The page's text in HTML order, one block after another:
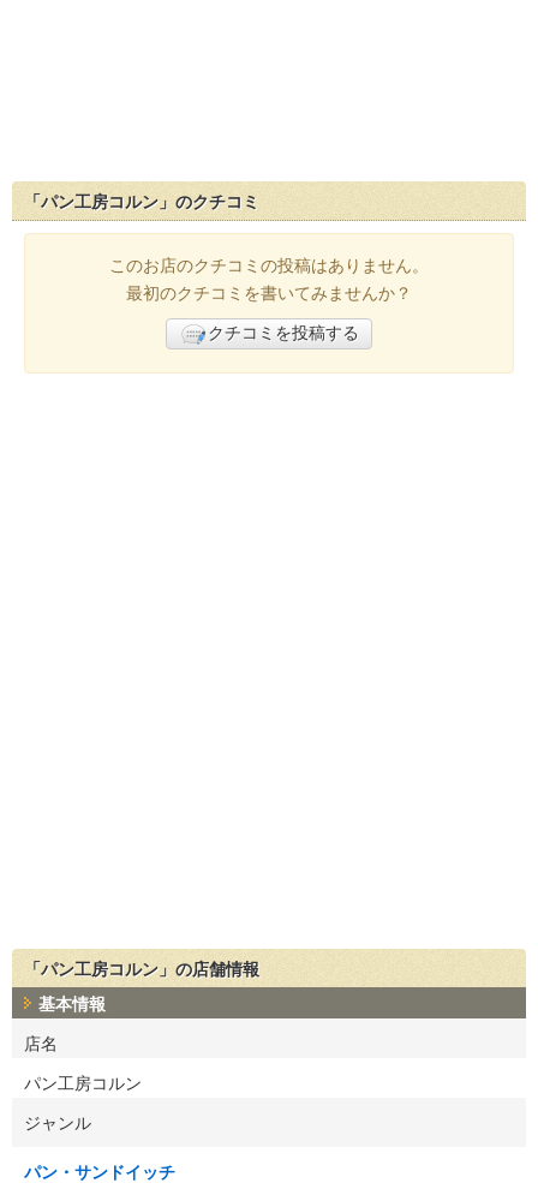
「パン工房コルン」のクチコミ
このお店のクチコミの投稿はありません。
最初のクチコミを書いてみませんか？
クチコミを投稿する
「パン工房コルン」の店舗情報
基本情報
店名
パン工房コルン
ジャンル
パン・サンドイッチ